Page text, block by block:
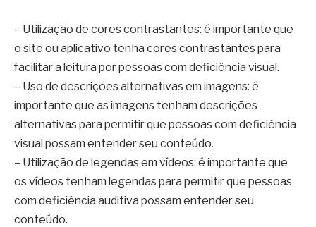
– Utilização de cores contrastantes: é importante que
o site ou aplicativo tenha cores contrastantes para
facilitar a leitura por pessoas com deficiência visual.
– Uso de descrições alternativas em imagens: é
importante que as imagens tenham descrições
alternativas para permitir que pessoas com deficiência
visual possam entender seu conteúdo.
– Utilização de legendas em vídeos: é importante que
os vídeos tenham legendas para permitir que pessoas
com deficiência auditiva possam entender seu
conteúdo.